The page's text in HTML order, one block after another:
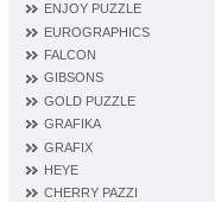
ENJOY PUZZLE
EUROGRAPHICS
FALCON
GIBSONS
GOLD PUZZLE
GRAFIKA
GRAFIX
HEYE
CHERRY PAZZI